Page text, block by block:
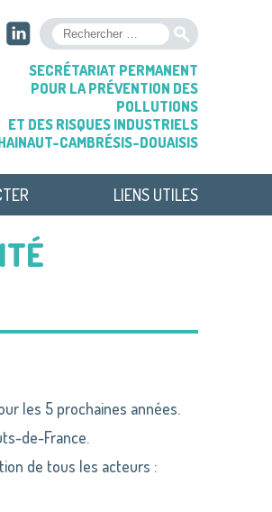
SECRÉTARIAT PERMANENT
POUR LA PRÉVENTION DES
POLLUTIONS
ET DES RISQUES INDUSTRIELS
CAMBRÉSIS-DOUAISIS
LIENS UTILES
les 5 prochaines années.
de-France.
de tous les acteurs :